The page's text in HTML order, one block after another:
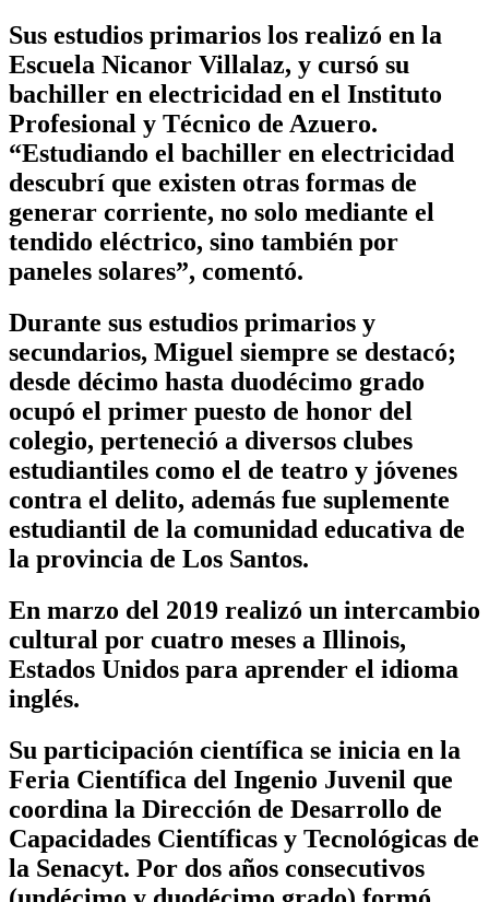
Sus estudios primarios los realizó en la
Escuela Nicanor Villalaz, y cursó su
bachiller en electricidad en el Instituto
Profesional y Técnico de Azuero.
“Estudiando el bachiller en electricidad
descubrí que existen otras formas de
generar corriente, no solo mediante el
tendido eléctrico, sino también por
paneles solares”, comentó.
Durante sus estudios primarios y
secundarios, Miguel siempre se destacó;
desde décimo hasta duodécimo grado
ocupó el primer puesto de honor del
colegio, perteneció a diversos clubes
estudiantiles como el de teatro y jóvenes
contra el delito, además fue suplemente
estudiantil de la comunidad educativa de
la provincia de Los Santos.
En marzo del 2019 realizó un intercambio
cultural por cuatro meses a Illinois,
Estados Unidos para aprender el idioma
inglés.
Su participación científica se inicia en la
Feria Científica del Ingenio Juvenil que
coordina la Dirección de Desarrollo de
Capacidades Científicas y Tecnológicas de
la Senacyt. Por dos años consecutivos